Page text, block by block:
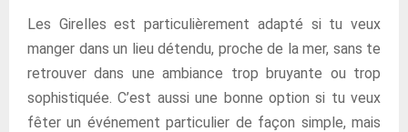
Les Girelles est particulièrement adapté si tu veux
manger dans un lieu détendu, proche de la mer, sans te
retrouver dans une ambiance trop bruyante ou trop
sophistiquée. C’est aussi une bonne option si tu veux
fêter un événement particulier de façon simple, mais